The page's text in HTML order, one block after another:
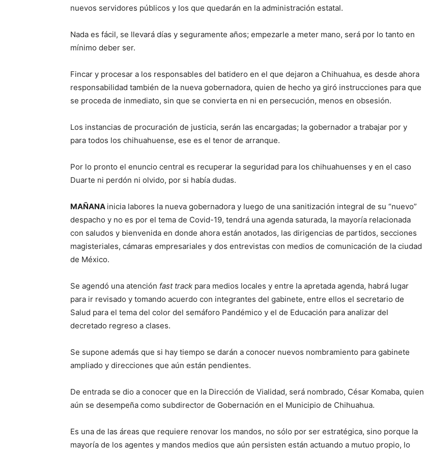
nuevos servidores públicos y los que quedarán en la administración estatal.
Nada es fácil, se llevará días y seguramente años; empezarle a meter mano, será por lo tanto en
mínimo deber ser.
Fincar y procesar a los responsables del batidero en el que dejaron a Chihuahua, es desde ahora
responsabilidad también de la nueva gobernadora, quien de hecho ya giró instrucciones para que
se proceda de inmediato, sin que se convierta en ni en persecución, menos en obsesión.
Los instancias de procuración de justicia, serán las encargadas; la gobernador a trabajar por y
para todos los chihuahuense, ese es el tenor de arranque.
Por lo pronto el enuncio central es recuperar la seguridad para los chihuahuenses y en el caso
Duarte ni perdón ni olvido, por si había dudas.
MAÑANA inicia labores la nueva gobernadora y luego de una sanitización integral de su “nuevo”
despacho y no es por el tema de Covid-19, tendrá una agenda saturada, la mayoría relacionada
con saludos y bienvenida en donde ahora están anotados, las dirigencias de partidos, secciones
magisteriales, cámaras empresariales y dos entrevistas con medios de comunicación de la ciudad
de México.
Se agendó una atención fast track para medios locales y entre la apretada agenda, habrá lugar
para ir revisado y tomando acuerdo con integrantes del gabinete, entre ellos el secretario de
Salud para el tema del color del semáforo Pandémico y el de Educación para analizar del
decretado regreso a clases.
Se supone además que si hay tiempo se darán a conocer nuevos nombramiento para gabinete
ampliado y direcciones que aún están pendientes.
De entrada se dio a conocer que en la Dirección de Vialidad, será nombrado, César Komaba, quien
aún se desempeña como subdirector de Gobernación en el Municipio de Chihuahua.
Es una de las áreas que requiere renovar los mandos, no sólo por ser estratégica, sino porque la
mayoría de los agentes y mandos medios que aún persisten están actuando a mutuo propio, lo